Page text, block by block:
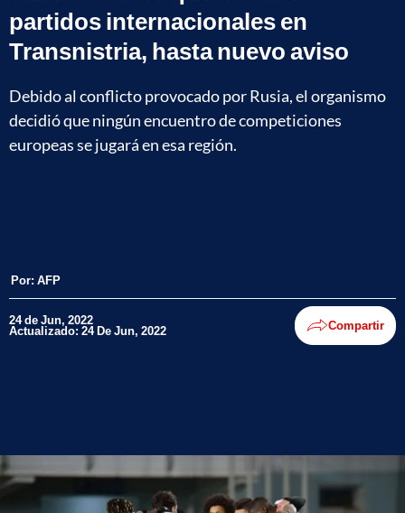
partidos internacionales en
Transnistria, hasta nuevo aviso
Debido al conflicto provocado por Rusia, el organismo
decidió que ningún encuentro de competiciones
europeas se jugará en esa región.
Por: AFP
24 de Jun, 2022
Actualizado: 24 De Jun, 2022 Compartir